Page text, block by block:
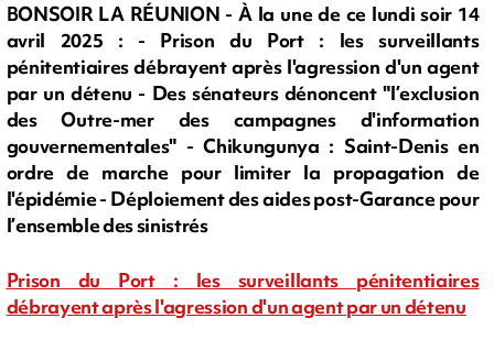
BONSOIR LA RÉUNION - À la une de ce lundi soir 14
avril 2025 : - Prison du Port : les surveillants
pénitentiaires débrayent après l'agression d'un agent
par un détenu - Des sénateurs dénoncent "l’exclusion
des Outre-mer des campagnes d'information
gouvernementales" - Chikungunya : Saint-Denis en
ordre de marche pour limiter la propagation de
l'épidémie - Déploiement des aides post-Garance pour
l’ensemble des sinistrés
Prison du Port : les surveillants pénitentiaires
débrayent après l'agression d'un agent par un détenu